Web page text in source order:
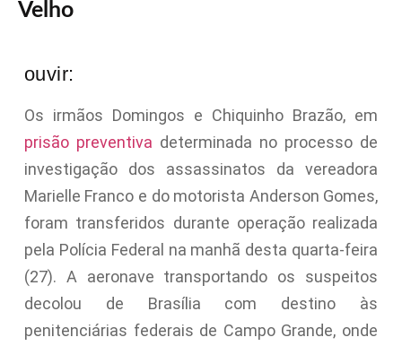
Velho
ouvir:
Os irmãos Domingos e Chiquinho Brazão, em
prisão preventiva determinada no processo de
investigação dos assassinatos da vereadora
Marielle Franco e do motorista Anderson Gomes,
foram transferidos durante operação realizada
pela Polícia Federal na manhã desta quarta-feira
(27). A aeronave transportando os suspeitos
decolou de Brasília com destino às
penitenciárias federais de Campo Grande, onde